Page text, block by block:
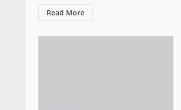
Read More